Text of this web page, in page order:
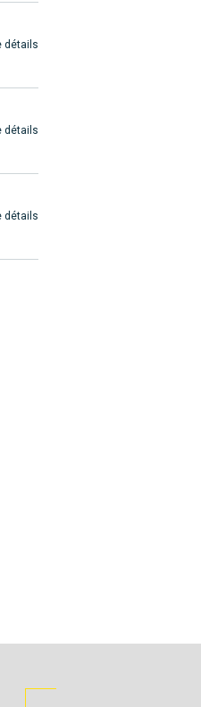
détails
détails
détails